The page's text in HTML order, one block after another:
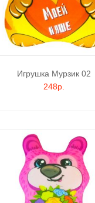
Игрушка Мурзик 02
248р.